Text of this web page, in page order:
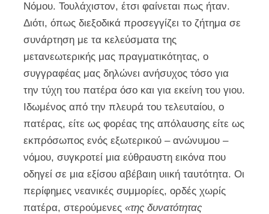
Νόμου. Τουλάχιστον, έτσι φαίνεται πως ήταν.
Διότι, όπως διεξοδικά προσεγγίζει το ζήτημα σε
συνάρτηση με τα κελεύσματα της
μετανεωτερικής μας πραγματικότητας, ο
συγγραφέας μας δηλώνει ανήσυχος τόσο για
την τύχη του πατέρα όσο και για εκείνη του γιου.
Ιδωμένος από την πλευρά του τελευταίου, ο
πατέρας, είτε ως φορέας της απόλαυσης είτε ως
εκπρόσωπος ενός εξωτερικού – ανώνυμου –
νόμου, συγκροτεί μια εύθραυστη εικόνα που
οδηγεί σε μια εξίσου αβέβαιη υιική ταυτότητα. Οι
περίφημες νεανικές συμμορίες, ορδές χωρίς
πατέρα, στερούμενες«της δυνατότητας